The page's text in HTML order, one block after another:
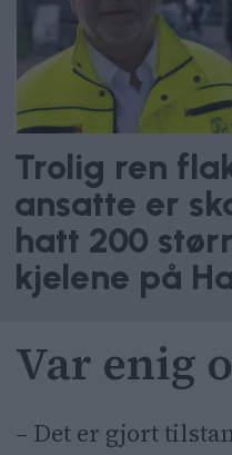
Trolig ren
ansatte er
hatt 200
kjelene på
Var enig
– Det er gjort